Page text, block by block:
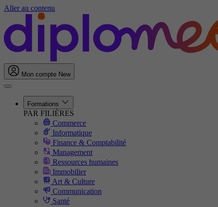
Aller au contenu
Mon compte New
Formations
PAR FILIÈRES
Commerce
Informatique
Finance & Comptabilité
Management
Ressources humaines
Immobilier
Art & Culture
Communication
Santé